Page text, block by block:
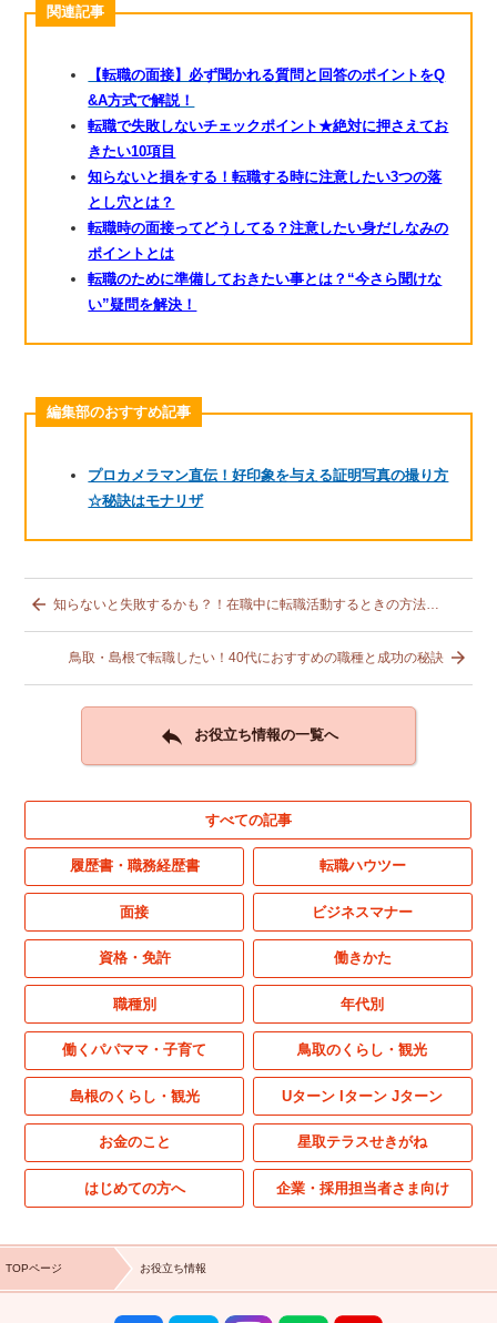
関連記事
【転職の面接】必ず聞かれる質問と回答のポイントをQ
&A方式で解説！
転職で失敗しないチェックポイント★絶対に押さえてお
きたい10項目
知らないと損をする！転職する時に注意したい3つの落
とし穴とは？
転職時の面接ってどうしてる？注意したい身だしなみの
ポイントとは
転職のために準備しておきたい事とは？“今さら聞けな
い”疑問を解決！
編集部のおすすめ記事
プロカメラマン直伝！好印象を与える証明写真の撮り方
☆秘訣はモナリザ
 知らないと失敗するかも？！在職中に転職活動するときの方法と注意点

鳥取・島根で転職したい！40代におすすめの職種と成功の秘訣
 お役立ち情報の一覧へ
すべての記事
履歴書・職務経歴書 転職ハウツー
面接 ビジネスマナー
資格・免許 働きかた
職種別 年代別
働くパパママ・子育て 鳥取のくらし・観光
島根のくらし・観光 Uターン Iターン Jターン
お金のこと 星取テラスせきがね
はじめての方へ 企業・採用担当者さま向け
TOPページ お役立ち情報